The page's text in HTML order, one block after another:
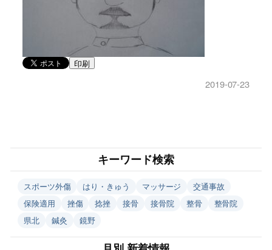
印刷
2019-07-23
キーワード検索
スポーツ外傷 はり・きゅう マッサージ
交通事故
保険適用
挫傷 捻挫 接骨 接骨院 整骨
整骨院
県北
鍼灸 鏡野